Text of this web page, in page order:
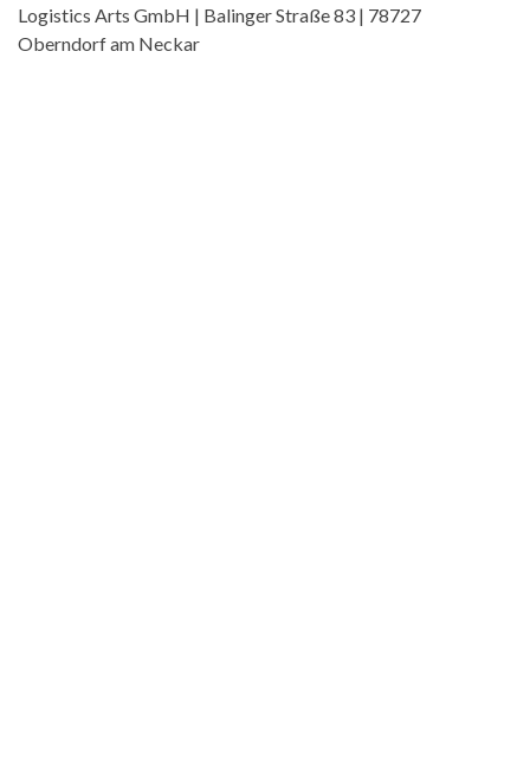
Logistics Arts GmbH | Balinger Straße 83 | 78727
Oberndorf am Neckar